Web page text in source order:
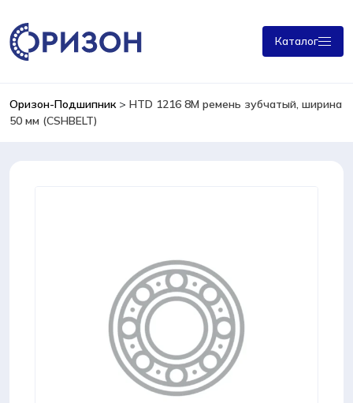
Каталог
Оризон-Подшипник> HTD 1216 8M ремень зубчатый, ширина
50 мм (CSHBELT)